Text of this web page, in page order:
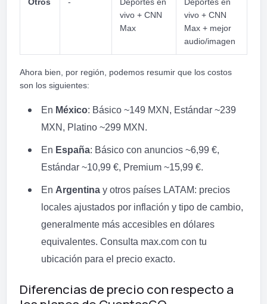
vivo + CNN
Max
vivo + CNN
Max + mejor
audio/imagen
Ahora bien, por región, podemos resumir que los costos
son los siguientes:
En México: Básico ~149 MXN, Estándar ~239
MXN, Platino ~299 MXN.
En España: Básico con anuncios ~6,99 €,
Estándar ~10,99 €, Premium ~15,99 €.
En Argentina y otros países LATAM: precios
locales ajustados por inflación y tipo de cambio,
generalmente más accesibles en dólares
equivalentes. Consulta max.com con tu
ubicación para el precio exacto.
Diferencias de precio con respecto a